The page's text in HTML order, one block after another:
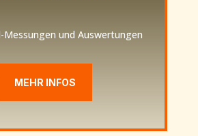
Messungen und Auswertungen
MEHR INFOS